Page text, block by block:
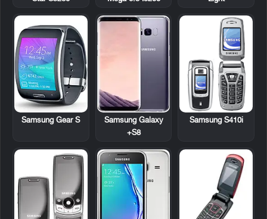
Samsung S410i
Samsung Galaxy
S8+
Samsung Gear S